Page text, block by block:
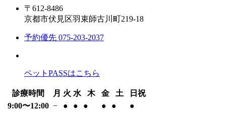
〒612-8486
京都市伏見区羽束師古川町219-18
予約優先 075-203-2037
ペットPASSはこちら
診療時間 月 火 水 木 金 土
日祝
9:00〜12:00 − ● ● ● ● ●
●